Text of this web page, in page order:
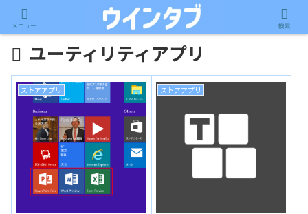
ユーティリティアプリ
ストアアプリ ストアアプリ
メニュー 検索